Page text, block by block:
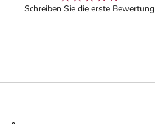
Schreiben Sie die erste Bewertung